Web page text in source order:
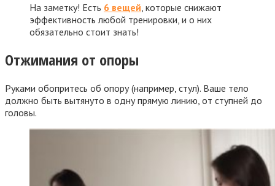
На заметку! Есть 6 вещей , которые снижают
эффективность любой тренировки, и о них
обязательно стоит знать!
Отжимания от опоры
Руками обопритесь об опору (например, стул). Ваше тело
должно быть вытянуто в одну прямую линию, от ступней до
головы.